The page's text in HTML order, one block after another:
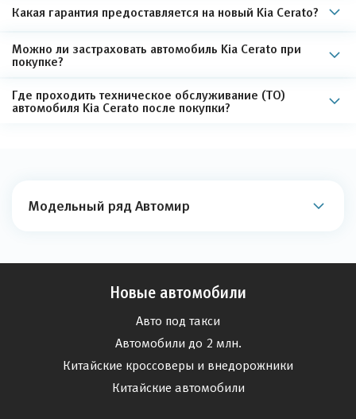
Какая гарантия предоставляется на новый Kia Cerato?
Можно ли застраховать автомобиль Kia Cerato при
покупке?
Где проходить техническое обслуживание (ТО)
автомобиля Kia Cerato после покупки?
Модельный ряд Автомир
Новые автомобили
Авто под такси
Автомобили до 2 млн.
Китайские кроссоверы и внедорожники
Китайские автомобили